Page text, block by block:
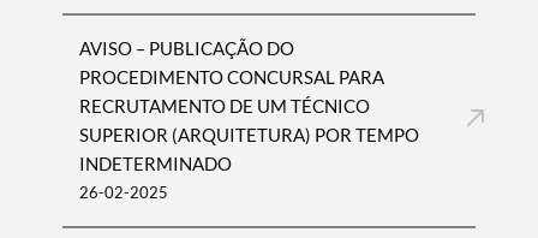
AVISO – PUBLICAÇÃO DO
PROCEDIMENTO CONCURSAL PARA
RECRUTAMENTO DE UM TÉCNICO
SUPERIOR (ARQUITETURA) POR TEMPO
INDETERMINADO
26-02-2025